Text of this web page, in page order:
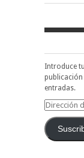
Introduce
publicación
entradas.
Dirección
email